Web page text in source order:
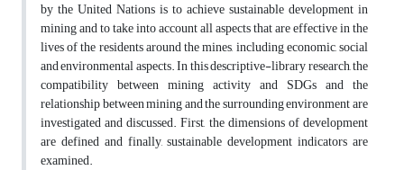
by the United Nations is to achieve sustainable development in
mining and to take into account all aspects that are effective in the
lives of the residents around the mines, including economic, social
and environmental aspects. In this descriptive-library research, the
compatibility between mining activity and SDGs and the
relationship between mining and the surrounding environment are
investigated and discussed. First, the dimensions of development
are defined and finally, sustainable development indicators are
examined.